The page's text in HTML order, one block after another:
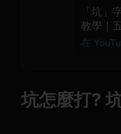
「坑」
教學｜
在
坑怎麼打?